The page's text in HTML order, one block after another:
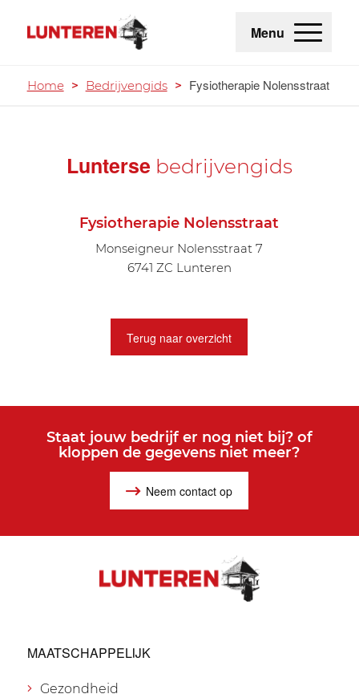
Menu
Home > Bedrijvengids > Fysiotherapie Nolensstraat
Lunterse bedrijvengids
Fysiotherapie Nolensstraat
Monseigneur Nolensstraat 7
6741 ZC Lunteren
Terug naar overzicht
Staat jouw bedrijf er nog niet bij? of
kloppen de gegevens niet meer?
Neem contact op
MAATSCHAPPELIJK
Gezondheid